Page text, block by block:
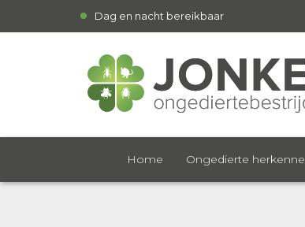
Dag en nacht bereikbaar
Home Ongedierte